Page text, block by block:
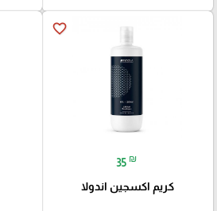
favorite_border
35 ₪
كريم اكسجين اندولا